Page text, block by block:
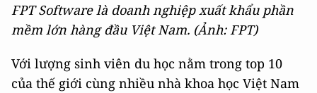
FPT Software là doanh nghiệp xuất khẩu phần
mềm lớn hàng đầu Việt Nam. (Ảnh: FPT)
Với lượng sinh viên du học nằm trong top 10
của thế giới cùng nhiều nhà khoa học Việt Nam